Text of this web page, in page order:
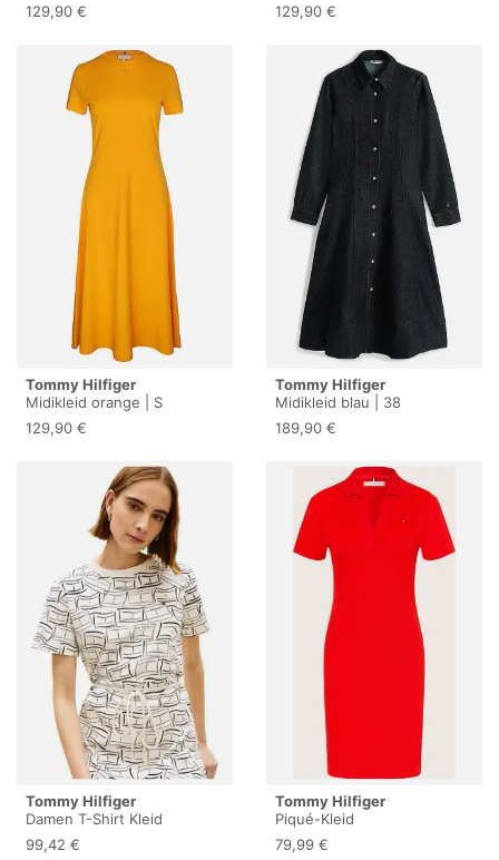
129,90 €
129,90 €
Tommy Hilfiger
Midikleid orange | S
129,90 €
Tommy Hilfiger
Midikleid blau | 38
189,90 €
Tommy Hilfiger
Damen T-Shirt Kleid
Interlock Tailliert, Elfenbein
(Flag Feathers Calico), L
99,42 €
Tommy Hilfiger
Piqué-Kleid
79,99 €